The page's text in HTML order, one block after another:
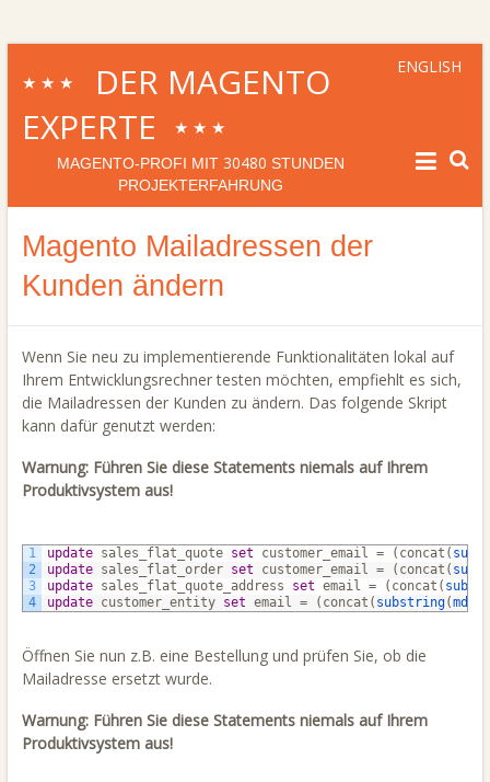
★★★
DER MAGENTO
EXPERTE
★★★
MAGENTO-PROFI MIT 30480 STUNDEN
PROJEKTERFAHRUNG
ENGLISH
Magento Mailadressen der
Kunden ändern
Wenn Sie neu zu implementierende Funktionalitäten lokal auf
Ihrem Entwicklungsrechner testen möchten, empfiehlt es sich,
die Mailadressen der Kunden zu ändern. Das folgende Skript
kann dafür genutzt werden:
Warnung: Führen Sie diese Statements niemals auf Ihrem
Produktivsystem aus!
1
2
3
4
update sales_flat_quote set customer_email = (concat(
update sales_flat_order set customer_email = (concat(
update sales_flat_quote_address set email = (concat(
update customer_entity set email = (concat( substring(md5
Öffnen Sie nun z.B. eine Bestellung und prüfen Sie, ob die
Mailadresse ersetzt wurde.
Warnung: Führen Sie diese Statements niemals auf Ihrem
Produktivsystem aus!